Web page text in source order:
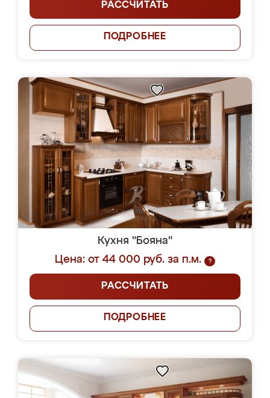
РАССЧИТАТЬ
ПОДРОБНЕЕ
Кухня "Бояна"
Цена: от 44 000 руб. за п.м.
?
РАССЧИТАТЬ
ПОДРОБНЕЕ